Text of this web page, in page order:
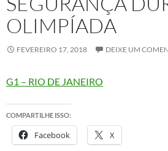
OLIMPÍADA
FEVEREIRO 17, 2018 DEIXE UM
G1 – RIO DE JANEIRO
COMPARTILHE ISSO:
Facebook X